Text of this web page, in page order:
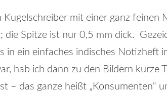
Kugelschreiber mit einer ganz feinen
die Spitze ist nur 0,5 mm dick.
in ein einfaches indisches Notizheft
hab ich dann zu den Bildern kurze
– das ganze heißt „Konsumenten“